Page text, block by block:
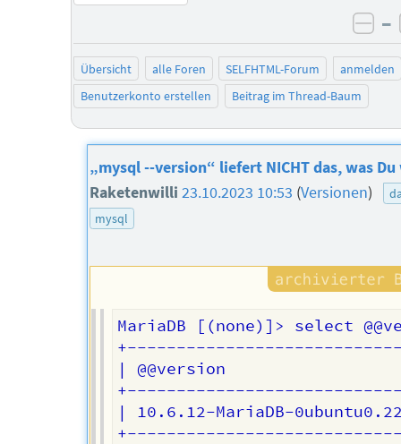
–
Übersicht alle Foren SELFHTML-Forum
anmelden
Benutzerkonto erstellen
Beitrag im Thread-Baum
„mysql --version“ liefert NICHT das, was
Raketenwilli 23.10.2023 10:53 (Versionen)
mysql
MariaDB [(none)]> select
| @@version
| 10.6.12-MariaDB-